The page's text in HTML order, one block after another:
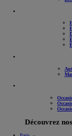
Découvrez
Paris